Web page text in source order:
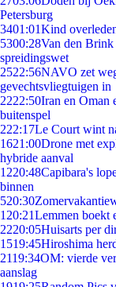
Petersburg
3401:01Kind
5300:28Van den Brink
spreidingswet
2522:56NAVO zet
gevechtsvliegtuigen in
2222:50Iran en Oman
buitenspel
222:17Le Court wint
1621:00Drone met
hybride aanval
1220:48Capibara's
binnen
520:30
1 20:21Lemmen boekt
2220:05Huisarts per
1519:45Hiroshima
2119:34OM: vierde
aanslag